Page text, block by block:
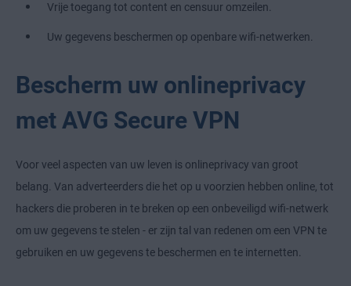
Vrije toegang tot content en censuur omzeilen.
Uw gegevens beschermen op openbare wifi-netwerken.
Bescherm uw onlineprivacy
met AVG Secure VPN
Voor veel aspecten van uw leven is onlineprivacy van groot
belang. Van adverteerders die het op u voorzien hebben online, tot
hackers die proberen in te breken op een onbeveiligd wifi-netwerk
om uw gegevens te stelen - er zijn tal van redenen om een VPN te
gebruiken en uw gegevens te beschermen en te internetten.